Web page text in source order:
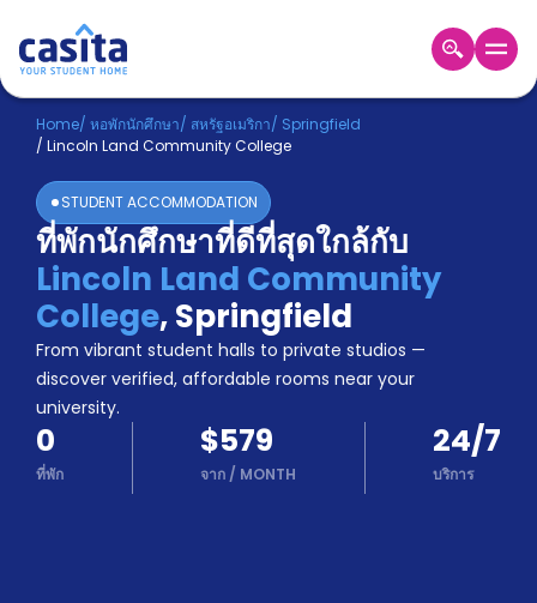
Home TH USD
เข้าสู่
ระบบ
Booking
Accommodation
About
us
Blog
Refer
And
Earn
Become
A
Partner
Help
Home/ หอพักนักศึกษา/ สหรัฐอเมริกา/ Springfield
/ Lincoln Land Community College
STUDENT ACCOMMODATION
ที่พักนักศึกษาที่ดีที่สุดใกล้กับ
Lincoln Land Community
College,Springfield
From vibrant student halls to private studios —
discover verified, affordable rooms near your
university.
0
ที่พัก
$579
จาก / MONTH
24/7
บริการ